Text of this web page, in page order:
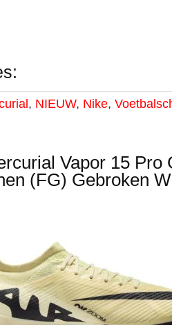
, NIEUW, Nike,
Vapor 15 Pro
(FG) Gebroken